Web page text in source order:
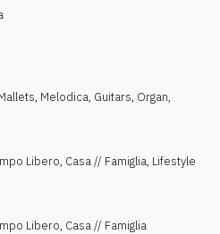
Melodica, Guitars, Organ,
Libero, Casa // Famiglia, Lifestyle
Libero, Casa // Famiglia